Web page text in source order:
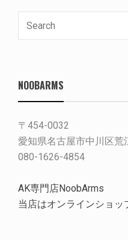
NOOBARMS
〒454-0032
愛知県名古屋市中川区荒
080-1626-4854
AK専門店NoobArms
当店はオンラインショッ